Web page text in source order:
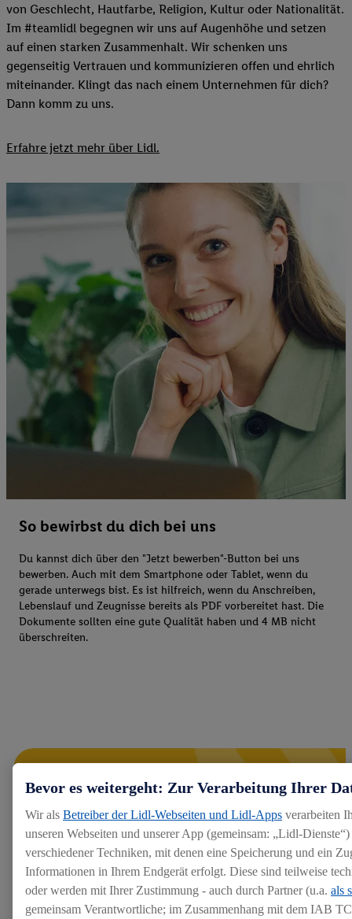
von Geschlecht, Hautfarbe, Religion, Kultur oder Nationalität.
Im #teamlidl begegnen wir uns auf Augenhöhe und setzen
auf einen starken Zusammenhalt. Wir schenken uns
gegenseitig Vertrauen und kommunizieren offen und ehrlich
miteinander. Klingt das nach einem Unternehmen für dich?
Dann komm zu uns.​
Erfahre jetzt mehr über Lidl.
So bewirbst du dich bei uns
Du kannst dich über den "Jetzt bewerben"-Button bei uns
bewerben. Auch mit dem Smartphone oder Tablet, wenn du
gerade unterwegs bist. Es ist hilfreich, wenn du Anschreiben,
Lebenslauf und Zeugnisse bereits als PDF vorbereitet hast. Die
Dokumente sollten eine gute Qualität haben und 4 MB nicht
überschreiten.
Bevor es weitergeht: Zur Verarbeitung Ihrer
Wir als Betreiber der Lidl-Webseiten und Lidl-Apps verarbeiten
unseren Webseiten und unserer App (gemeinsam: „Lidl-
verschiedener Techniken, mit denen eine Speicherung und ein
Informationen in Ihrem Endgerät erfolgt. Diese sind teilweise
oder werden mit Ihrer Zustimmung - auch durch Partner (u.a. als
gemeinsam Verantwortliche; im Zusammenhang mit dem IAB